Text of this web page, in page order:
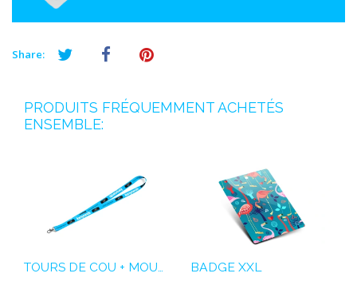
Share:
PRODUITS FRÉQUEMMENT ACHETÉS
ENSEMBLE:
BADGE XXL